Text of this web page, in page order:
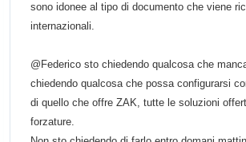
sono idonee al tipo di documento che viene
internazionali.
@Federico sto chiedendo qualcosa che
chiedendo qualcosa che possa configurarsi
di quello che offre ZAK, tutte le soluzioni
forzature.